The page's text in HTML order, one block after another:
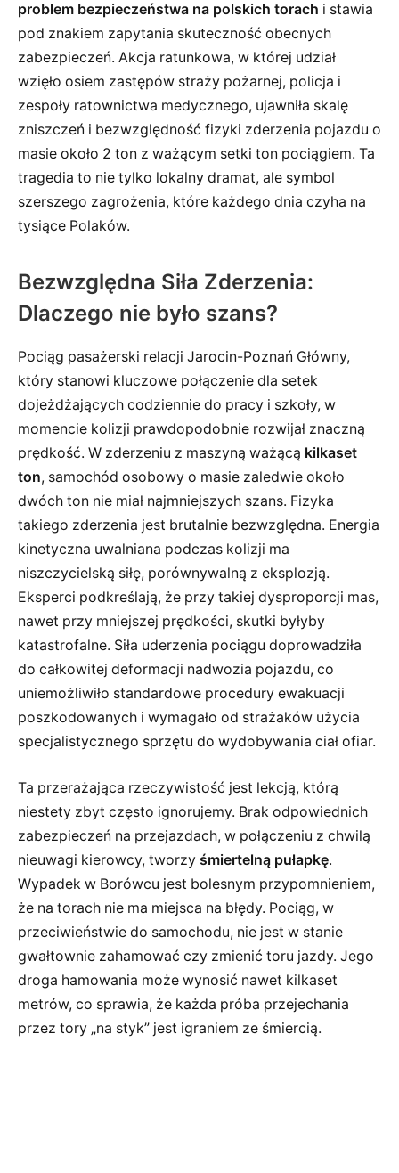
problem bezpieczeństwa na polskich torach i stawia
pod znakiem zapytania skuteczność obecnych
zabezpieczeń. Akcja ratunkowa, w której udział
wzięło osiem zastępów straży pożarnej, policja i
zespoły ratownictwa medycznego, ujawniła skalę
zniszczeń i bezwzględność fizyki zderzenia pojazdu o
masie około 2 ton z ważącym setki ton pociągiem. Ta
tragedia to nie tylko lokalny dramat, ale symbol
szerszego zagrożenia, które każdego dnia czyha na
tysiące Polaków.
Bezwzględna Siła Zderzenia:
Dlaczego nie było szans?
Pociąg pasażerski relacji Jarocin-Poznań Główny,
który stanowi kluczowe połączenie dla setek
dojeżdżających codziennie do pracy i szkoły, w
momencie kolizji prawdopodobnie rozwijał znaczną
prędkość. W zderzeniu z maszyną ważącą kilkaset
ton, samochód osobowy o masie zaledwie około
dwóch ton nie miał najmniejszych szans. Fizyka
takiego zderzenia jest brutalnie bezwzględna. Energia
kinetyczna uwalniana podczas kolizji ma
niszczycielską siłę, porównywalną z eksplozją.
Eksperci podkreślają, że przy takiej dysproporcji mas,
nawet przy mniejszej prędkości, skutki byłyby
katastrofalne. Siła uderzenia pociągu doprowadziła
do całkowitej deformacji nadwozia pojazdu, co
uniemożliwiło standardowe procedury ewakuacji
poszkodowanych i wymagało od strażaków użycia
specjalistycznego sprzętu do wydobywania ciał ofiar.
Ta przerażająca rzeczywistość jest lekcją, którą
niestety zbyt często ignorujemy. Brak odpowiednich
zabezpieczeń na przejazdach, w połączeniu z chwilą
nieuwagi kierowcy, tworzy śmiertelną pułapkę.
Wypadek w Borówcu jest bolesnym przypomnieniem,
że na torach nie ma miejsca na błędy. Pociąg, w
przeciwieństwie do samochodu, nie jest w stanie
gwałtownie zahamować czy zmienić toru jazdy. Jego
droga hamowania może wynosić nawet kilkaset
metrów, co sprawia, że każda próba przejechania
przez tory „na styk” jest igraniem ze śmiercią.